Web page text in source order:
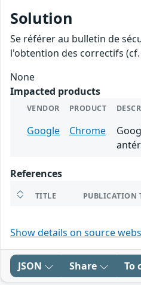
Solution
Se référer au bulletin de
l'obtention des correctifs
None
Impacted products
VENDOR PRODUCT
Google Chrome
References
TITLE PUBLICATION
Show details on source
JSON Share To